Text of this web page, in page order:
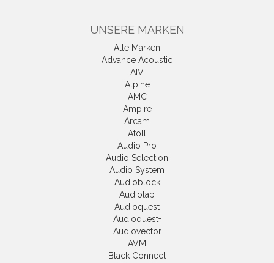
UNSERE MARKEN
Alle Marken
Advance Acoustic
AIV
Alpine
AMC
Ampire
Arcam
Atoll
Audio Pro
Audio Selection
Audio System
Audioblock
Audiolab
Audioquest
Audioquest+
Audiovector
AVM
Black Connect